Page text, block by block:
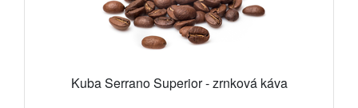
Kuba Serrano Superior - zrnková káva